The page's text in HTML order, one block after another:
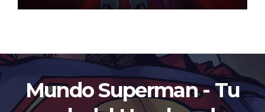
Mundo Superman - Tu